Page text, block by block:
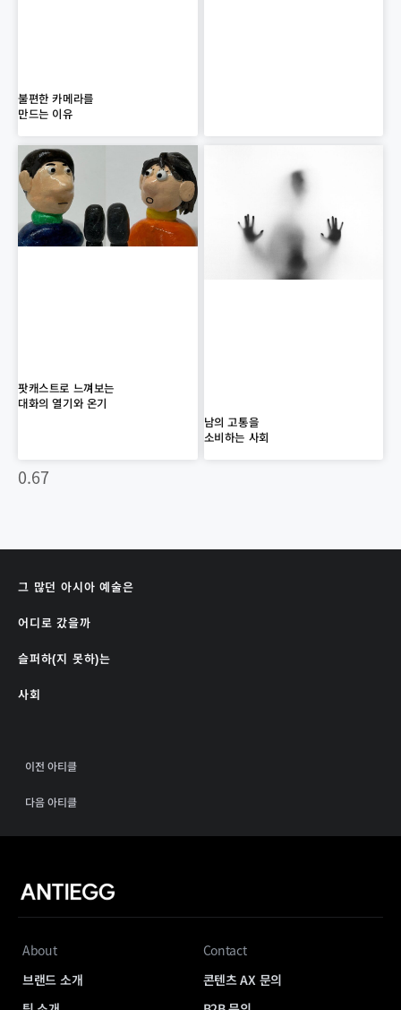
불편한 카메라를
만드는 이유
팟캐스트로 느껴보는
대화의 열기와 온기
남의 고통을
소비하는 사회
그 많던 아시아 예술은
어디로 갔을까
슬퍼하(지 못하)는
사회
이전 아티클
다음 아티클
About
브랜드 소개
Contact
콘텐츠 AX 문의